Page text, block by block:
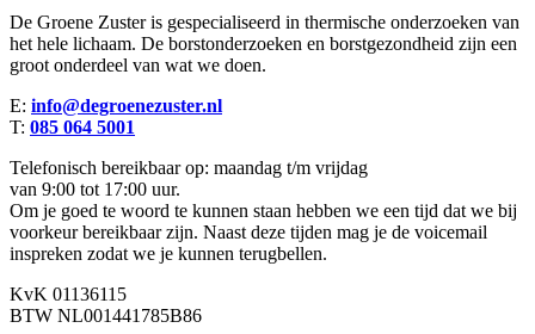
De Groene Zuster is gespecialiseerd in thermische onderzoeken van
het hele lichaam. De borstonderzoeken en borstgezondheid zijn een
groot onderdeel van wat we doen.
E: info@degroenezuster.nl
T: 085 064 5001
Telefonisch bereikbaar op: maandag t/m vrijdag
van 9:00 tot 17:00 uur.
Om je goed te woord te kunnen staan hebben we een tijd dat we bij
voorkeur bereikbaar zijn. Naast deze tijden mag je de voicemail
inspreken zodat we je kunnen terugbellen.
KvK 01136115
BTW NL001441785B86